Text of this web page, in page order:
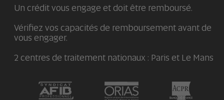
Un crédit vous engage et doit être remboursé.
Vérifiez vos capacités de remboursement avant de
vous engager.
2 centres de traitement nationaux : Paris et Le Mans